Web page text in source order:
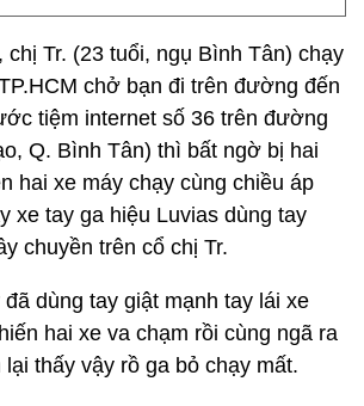
chị Tr. (23 tuổi, ngụ Bình Tân) chạy
chở bạn đi trên đường đến
tiệm internet số 36 trên đường
Q. Bình Tân) thì bất ngờ bị hai
hai xe máy chạy cùng chiều áp
xe tay ga hiệu Luvias dùng tay
chuyền trên cổ chị Tr.
dùng tay giật mạnh tay lái xe
hai xe va chạm rồi cùng ngã ra
thấy vậy rồ ga bỏ chạy mất.